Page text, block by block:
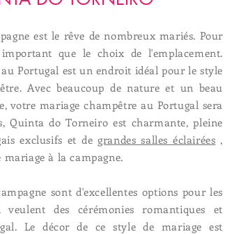
est le rêve de nombreux mariés. Pour
que le choix de l'emplacement.
Portugal est un endroit idéal pour le style
Avec beaucoup de nature et un beau
votre mariage champêtre au Portugal sera
Quinta do Torneiro est charmante, pleine
exclusifs et degrandes salles éclairées ,
à la campagne.
sont d'excellentes options pour les
des cérémonies romantiques et
Le décor de ce style de mariage est